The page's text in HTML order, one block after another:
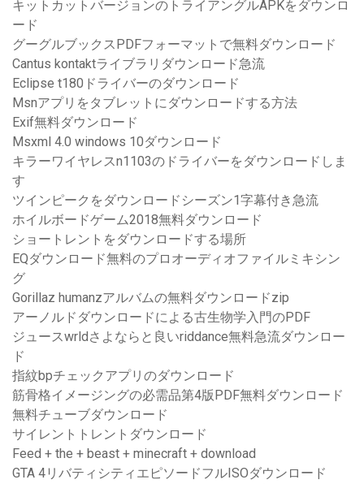
キットカットバージョンのトライアングルAPKをダウンロ
ード
グーグルブックスPDFフォーマットで無料ダウンロード
Cantus kontaktライブラリダウンロード急流
Eclipse t180ドライバーのダウンロード
Msnアプリをタブレットにダウンロードする方法
Exif無料ダウンロード
Msxml 4.0 windows 10ダウンロード
キラーワイヤレスn1103のドライバーをダウンロードしま
す
ツインピークをダウンロードシーズン1字幕付き急流
ホイルボードゲーム2018無料ダウンロード
ショートレントをダウンロードする場所
EQダウンロード無料のプロオーディオファイルミキシン
グ
Gorillaz humanzアルバムの無料ダウンロードzip
アーノルドダウンロードによる古生物学入門のPDF
ジュースwrldさよならと良いriddance無料急流ダウンロー
ド
指紋bpチェックアプリのダウンロード
筋骨格イメージングの必需品第4版PDF無料ダウンロード
無料チューブダウンロード
サイレントトレントダウンロード
Feed + the + beast + minecraft + download
GTA 4リバティシティエピソードフルISOダウンロード